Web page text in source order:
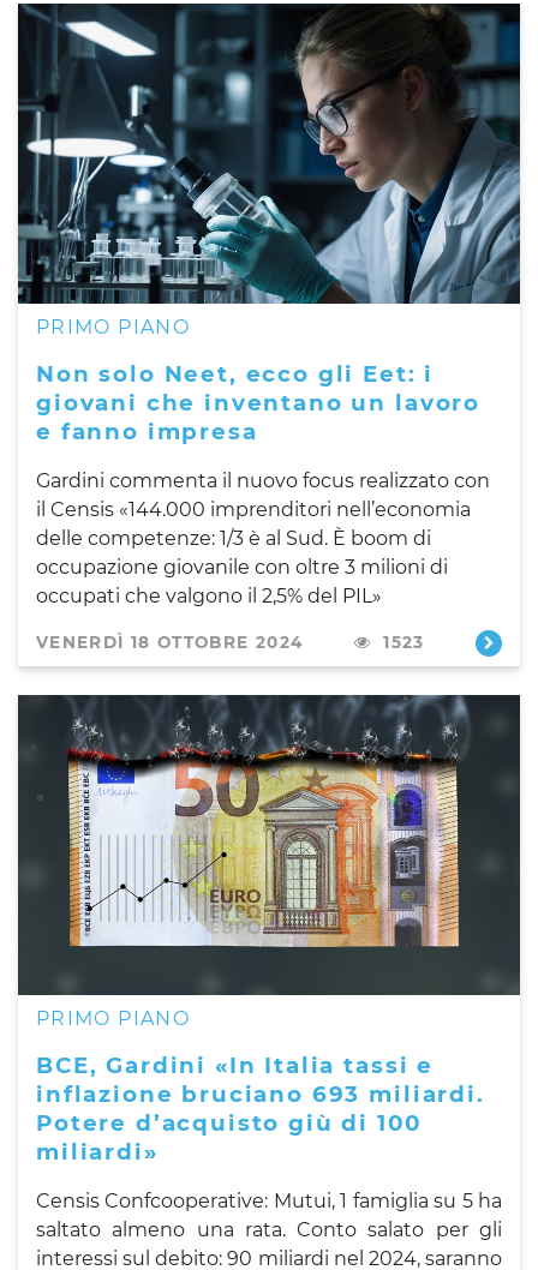
PRIMO PIANO
Non solo Neet, ecco gli Eet: i
giovani che inventano un lavoro
e fanno impresa
Gardini commenta il nuovo focus realizzato con
il Censis «144.000 imprenditori nell’economia
delle competenze: 1/3 è al Sud. È boom di
occupazione giovanile con oltre 3 milioni di
occupati che valgono il 2,5% del PIL»
VENERDÌ 18 OTTOBRE 2024 1523
PRIMO PIANO
BCE, Gardini «In Italia tassi e
inflazione bruciano 693 miliardi.
Potere d’acquisto giù di 100
miliardi»
Censis Confcooperative: Mutui, 1 famiglia su 5 ha
saltato almeno una rata. Conto salato per gli
interessi sul debito: 90 miliardi nel 2024, saranno